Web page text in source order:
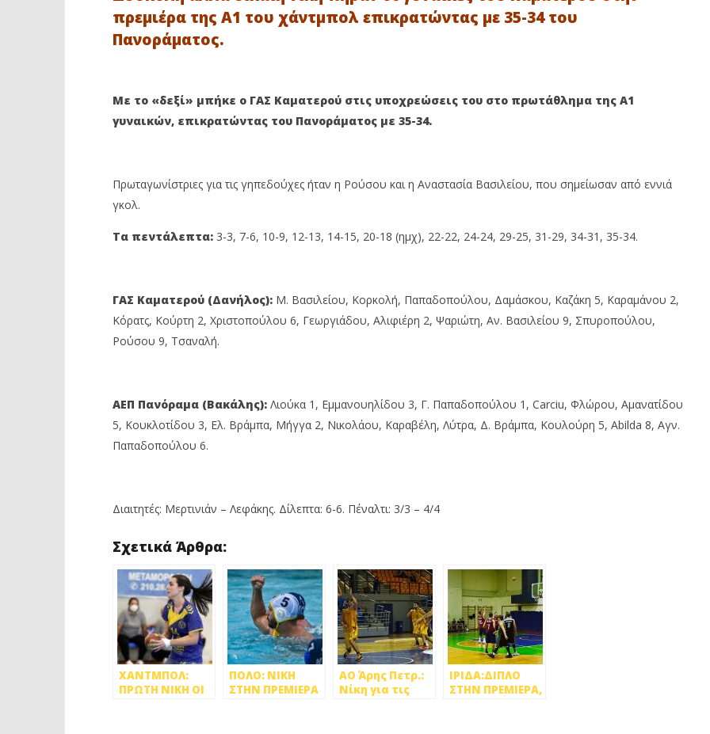
ΔΙΑΒΑΖΕΤΕ ΤΩΡΑ
2022
Petroupolis
4
Petroupolis
4
Petroupolis
πρεμιέρα της Α1 του χάντμπολ επικρατώντας με 35-34 του
Πανοράματος.
Με το «δεξί» μπήκε ο ΓΑΣ Καματερού στις υποχρεώσεις του στο πρωτάθλημα της Α1
γυναικών, επικρατώντας του Πανοράματος με 35-34.
Πρωταγωνίστριες για τις γηπεδούχες ήταν η Ρούσου και η Αναστασία Βασιλείου, που σημείωσαν από εννιά
γκολ.
Τα πεντάλεπτα:3-3, 7-6, 10-9, 12-13, 14-15, 20-18 (ημχ), 22-22, 24-24, 29-25, 31-29, 34-31, 35-34.
ΓΑΣ Καματερού (Δανήλος):Μ. Βασιλείου, Κορκολή, Παπαδοπούλου, Δαμάσκου, Καζάκη 5, Καραμάνου 2,
Κόρατς, Κούρτη 2, Χριστοπούλου 6, Γεωργιάδου, Αλιφιέρη 2, Ψαριώτη, Αν. Βασιλείου 9, Σπυροπούλου,
Ρούσου 9, Τσαναλή.
ΑΕΠ Πανόραμα (Βακάλης):Λιούκα 1, Εμμανουηλίδου 3, Γ. Παπαδοπούλου 1, Carciu, Φλώρου, Αμανατίδου
5, Κουκλοτίδου 3, Ελ. Βράμπα, Μήγγα 2, Νικολάου, Καραβέλη, Λύτρα, Δ. Βράμπα, Κουλούρη 5, Abilda 8, Αγν.
Παπαδοπούλου 6.
Διαιτητές: Μερτινιάν – Λεφάκης. Δίλεπτα: 6-6. Πέναλτι: 3/3 – 4/4
Σχετικά Άρθρα:
ΧΑΝΤΜΠΟΛ:
ΠΡΩΤΗ ΝΙΚΗ ΟΙ
ΠΟΛΟ: ΝΙΚΗ
ΣΤΗΝ ΠΡΕΜΙΕΡΑ
ΑΟ Άρης Πετρ.:
Νίκη για τις
ΙΡΙΔΑ:ΔΙΠΛΟ
ΣΤΗΝ ΠΡΕΜΙΕΡΑ,